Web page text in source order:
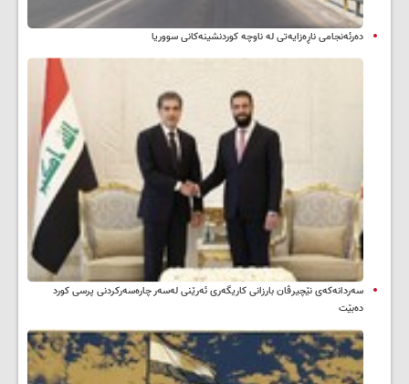
دەرئەنجامی ناڕەزایەتی لە ناوچە کوردنشینەکانی سووریا
سه‌ردانه‌کەی نێچیرڤان بارزانی كاریگه‌ری ئه‌رێنی له‌سه‌ر چاره‌سه‌ركردنی پرسی كورد
ده‌بێت